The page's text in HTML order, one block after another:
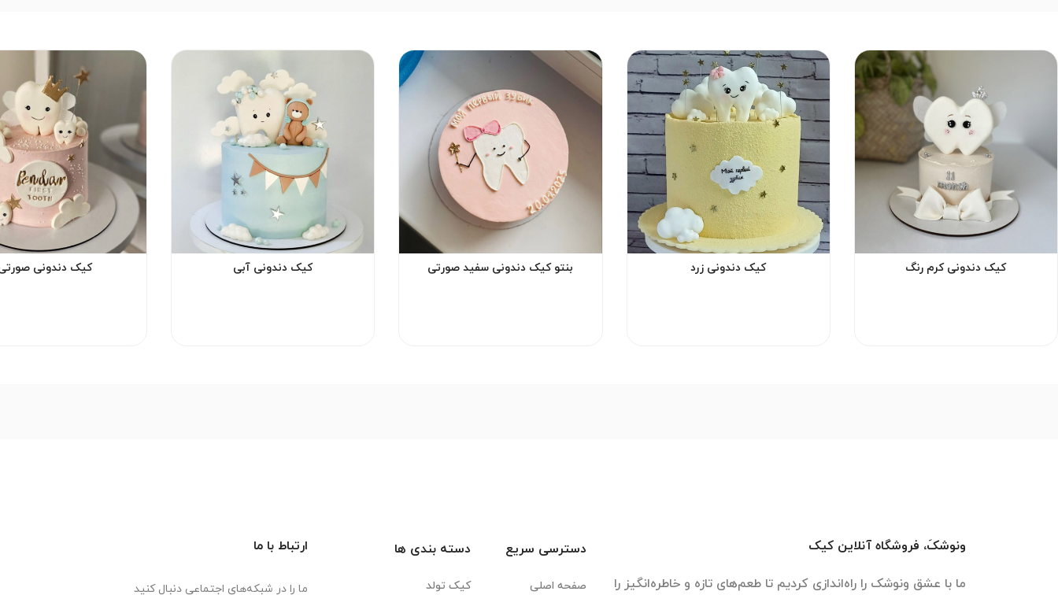
کیک دندونی کرم رنگ کیک دندونی زرد بنتو کیک دندونی سفید صورتی کیک دندونی آبی کیک دندونی
ونوشکَ، فروشگاه آنلاین کیک
ما با عشق ونوشک را راه‌اندازی کردیم تا طعم‌های تازه و خاطره‌انگیز را
دسترسی سریع
صفحه اصلی
دسته بندی ها
کیک تولد
ارتباط با ما
ما را در شبکه‌های اجتماعی دنبال کنید